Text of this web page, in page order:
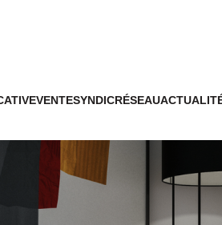
VENTESYNDICRÉSEAU